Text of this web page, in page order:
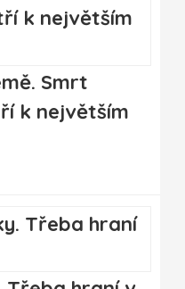
Smrt
k největším